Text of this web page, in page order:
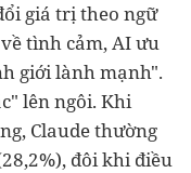
giá trị theo ngữ
tình cảm, AI ưu
giới lành mạnh".
lên ngôi. Khi
Claude thường
đôi khi điều